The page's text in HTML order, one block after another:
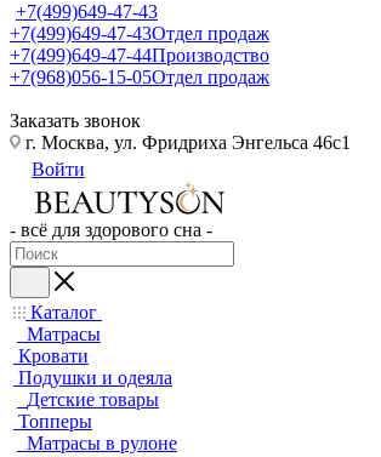
+7(499)649-47-43
+7(499)649-47-43Отдел продаж
+7(499)649-47-44Производство
+7(968)056-15-05Отдел продаж
Заказать звонок
г. Москва, ул. Фридриха Энгельса 46с1
Войти
- всё для здорового сна -
Каталог
Матрасы
Кровати
Подушки и одеяла
Детские товары
Топперы
Матрасы в рулоне